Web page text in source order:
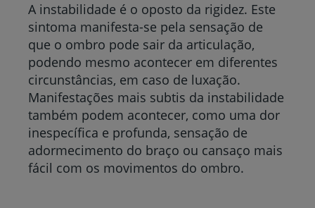
A instabilidade é o oposto da rigidez. Este
sintoma manifesta-se pela sensação de
que o ombro pode sair da articulação,
podendo mesmo acontecer em diferentes
circunstâncias, em caso de luxação.
Manifestações mais subtis da instabilidade
também podem acontecer, como uma dor
inespecífica e profunda, sensação de
adormecimento do braço ou cansaço mais
fácil com os movimentos do ombro.